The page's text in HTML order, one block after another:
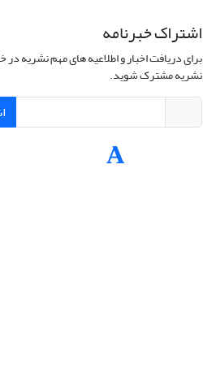
اشتراک خبرنامه
برای دریافت اخبار و اطلاعیه های مهم نشریه در
نشریه مشترک شوید.